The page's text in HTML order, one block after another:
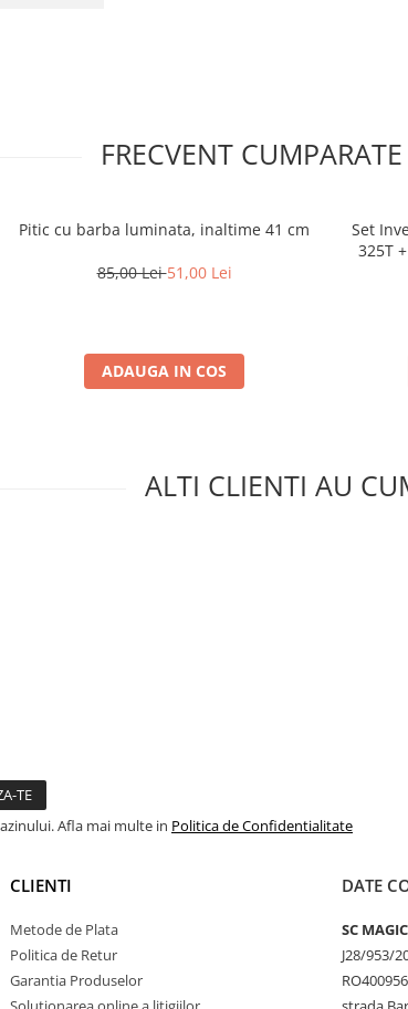
FRECVENT
Pitic cu barba luminata, inaltime 41 cm
85,00 Lei51,00 Lei
ADAUGA IN COS
Set
325T
ALTI CLIENTI AU
Afla mai multe in Politica de Confidentialitate
CLIENTI
Metode de Plata
Politica de Retur
Garantia Produselor
DATE
SC
J28/953/